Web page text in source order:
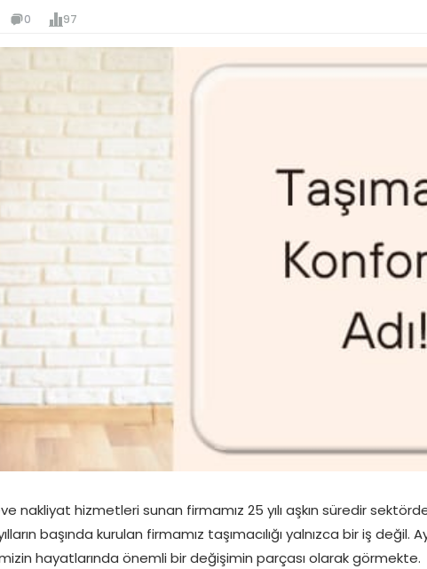
0 97
nakliyat hizmetleri sunan firmamız 25 yılı aşkın süredir
başında kurulan firmamız taşımacılığı yalnızca bir iş değil.
hayatlarında önemli bir değişimin parçası olarak görmekte.